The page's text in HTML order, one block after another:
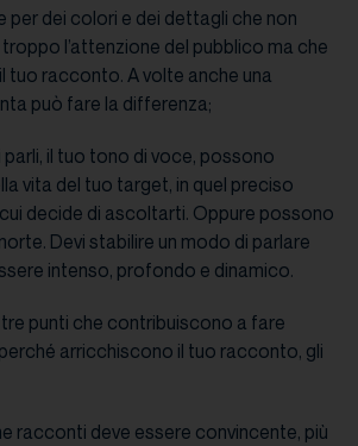
per dei colori e dei dettagli che non
l’attenzione del pubblico ma che
tuo racconto. A volte anche una
può fare la differenza;
parli, il tuo tono di voce, possono
vita del tuo target, in quel preciso
decide di ascoltarti. Oppure possono
Devi stabilire un modo di parlare
intenso, profondo e dinamico.
punti che contribuiscono a fare
arricchiscono il tuo racconto, gli
racconti deve essere convincente, più